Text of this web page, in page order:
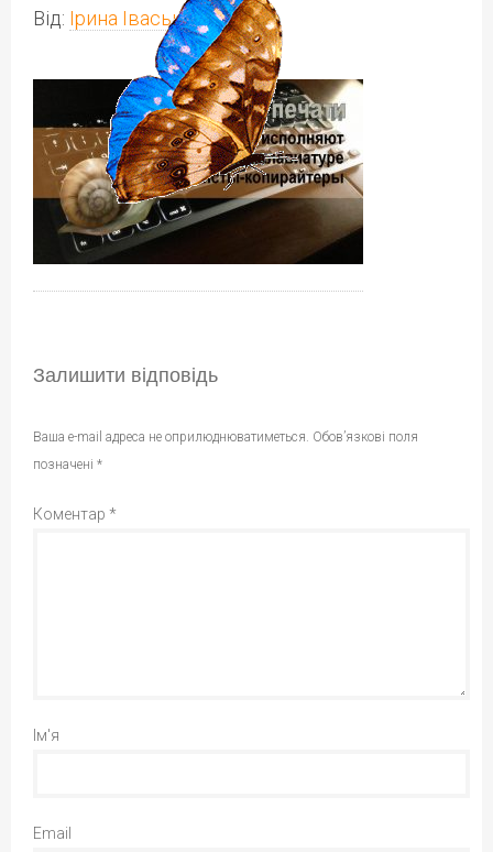
Від: Ірина Іваськів
Залишити відповідь
Ваша e-mail адреса не оприлюднюватиметься. Обов’язкові поля
позначені *
Коментар *
Ім'я
Email